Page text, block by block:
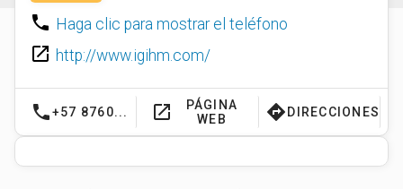
phone Haga clic para mostrar el teléfono
launch http://www.igihm.com/
phone+57 8760... launch
PÁGINA
WEB
directions DIRECCIONES